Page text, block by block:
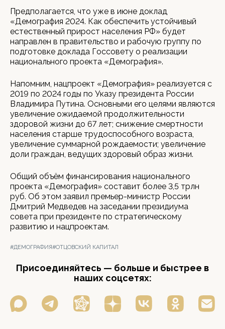
Предполагается, что уже в июне доклад
«Демография 2024. Как обеспечить устойчивый
естественный прирост населения РФ» будет
направлен в правительство и рабочую группу по
подготовке доклада Госсовету о реализации
национального проекта «Демография».
Напомним, нацпроект «Демография» реализуется с
2019 по 2024 годы по Указу президента России
Владимира Путина. Основными его целями являются
увеличение ожидаемой продолжительности
здоровой жизни до 67 лет; снижение смертности
населения старше трудоспособного возраста,
увеличение суммарной рождаемости; увеличение
доли граждан, ведущих здоровый образ жизни.
Общий объём финансирования национального
проекта «Демография» составит более 3,5 трлн
руб. Об этом заявил премьер-министр России
Дмитрий Медведев на заседании президиума
совета при президенте по стратегическому
развитию и нацпроектам.
#ДЕМОГРАФИЯ#ОТЦОВСКИЙ КАПИТАЛ
Присоединяйтесь — больше и быстрее в
наших соцсетях: